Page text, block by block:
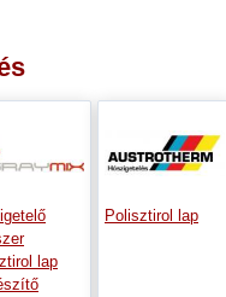
lap
Polisztirol lap